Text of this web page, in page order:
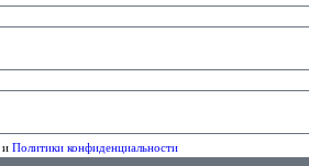
и Политики конфиденциальности